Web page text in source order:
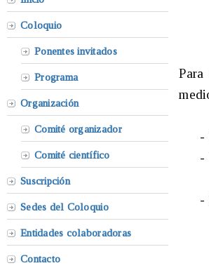
Coloquio
Ponentes invitados
Programa
Organización
Comité organizador
Comité científico
Suscripción
Sedes del Coloquio
Entidades colaboradoras
Contacto
-
-
-